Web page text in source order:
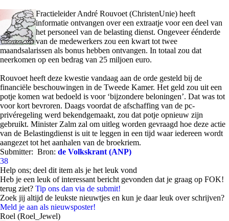
Fractieleider André Rouvoet (ChristenUnie) heeft
informatie ontvangen over een extraatje voor een deel van
het personeel van de belasting dienst. Ongeveer éénderde
van de medewerkers zou een kwart tot twee
maandsalarissen als bonus hebben ontvangen. In totaal zou dat
neerkomen op een bedrag van 25 miljoen euro.
Rouvoet heeft deze kwestie vandaag aan de orde gesteld bij de
financiële beschouwingen in de Tweede Kamer. Het geld zou uit een
potje komen wat bedoeld is voor ‘bijzondere beloningen’. Dat was tot
voor kort bevroren. Daags voordat de afschaffing van de pc-
privéregeling werd bekendgemaakt, zou dat potje opnieuw zijn
gebruikt. Minister Zalm zal om uitleg worden gevraagd hoe deze actie
van de Belastingdienst is uit te leggen in een tijd waar iedereen wordt
aangezet tot het aanhalen van de broekriem.
Submitter: Bron: de Volkskrant (ANP)
38
Help ons; deel dit item als je het leuk vond
Heb je een leuk of interessant bericht gevonden dat je graag op FOK!
terug ziet? Tip ons dan via de submit!
Zoek jij altijd de leukste nieuwtjes en kun je daar leuk over schrijven?
Meld je aan als nieuwsposter!
Roel (Roel_Jewel)